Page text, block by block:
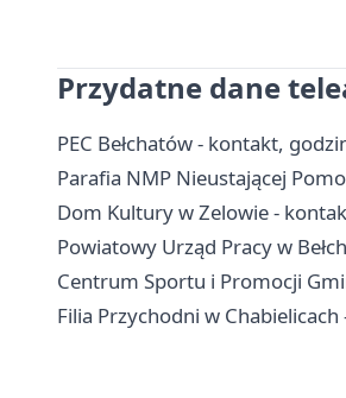
Przydatne dane
PEC Bełchatów - kontakt,
Parafia NMP Nieustającej
Dom Kultury w Zelowie -
Powiatowy Urząd Pracy w
Centrum Sportu i Promocji
Filia Przychodni w